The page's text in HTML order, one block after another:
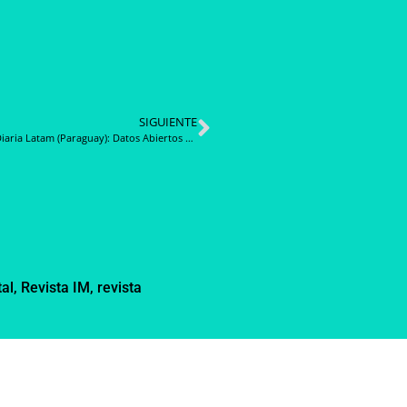
SIGUIENTE
Noticia Diaria Latam (Paraguay): Datos Abiertos de la Dirección Nacional de Contrataciones Públicas
, Revista IM, revista